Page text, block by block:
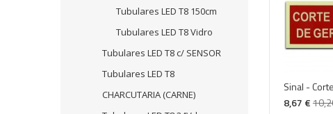
Tubulares LED T8 150cm
Tubulares LED T8 Vidro
Tubulares LED T8 c/ SENSOR
Tubulares LED T8
CHARCUTARIA (CARNE)
Sinal -
8,67 €